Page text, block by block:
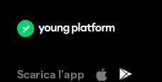
Scarica l'app